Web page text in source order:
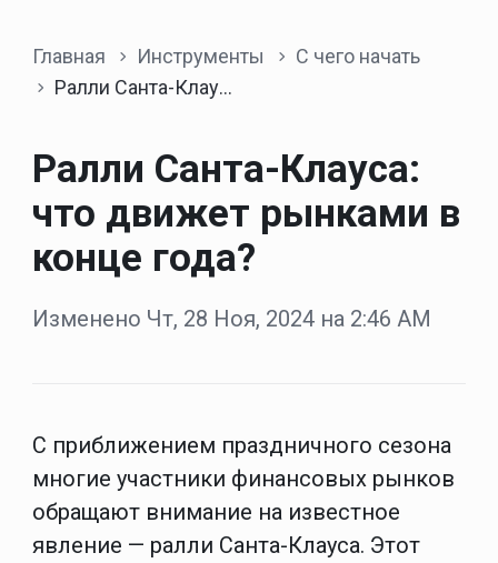
Главная Инструменты
С чего начать
Ралли Санта-Клауса: что движет рынками в конце года?
Ралли Санта-Клауса:
что движет рынками в
конце года?
Изменено Чт, 28 Ноя, 2024 на 2:46 AM
С приближением праздничного сезона
многие участники финансовых рынков
обращают внимание на известное
явление — ралли Санта-Клауса. Этот